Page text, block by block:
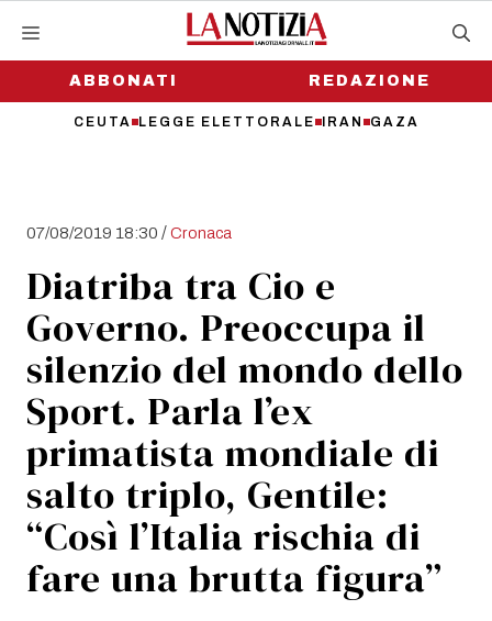
contenutoABBONATI
CEUTA LEGGE ELETTORALE IRAN GAZA
REDAZIONE
07/08/2019 18:30 /Cronaca
Diatriba tra Cio e
Governo. Preoccupa il
silenzio del mondo dello
Sport. Parla l’ex
primatista mondiale di
salto triplo, Gentile:
“Così l’Italia rischia di
fare una brutta figura”